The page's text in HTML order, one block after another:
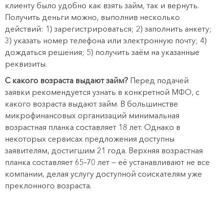
клиенту было удобно как взять займ, так и вернуть.
Получить деньги можно, выполнив несколько
действий: 1) зарегистрироваться; 2) заполнить анкету;
3) указать номер телефона или электронную почту; 4)
дождаться решения; 5) получить заём на указанные
реквизиты.
С какого возраста выдают займ? Перед подачей
заявки рекомендуется узнать в конкретной МФО, с
какого возраста выдают займ. В большинстве
микрофинансовых организаций минимальная
возрастная планка составляет 18 лет. Однако в
некоторых сервисах предложения доступны
заявителям, достигшим 21 года. Верхняя возрастная
планка составляет 65–70 лет — её устанавливают не все
компании, делая услугу доступной соискателям уже
преклонного возраста.